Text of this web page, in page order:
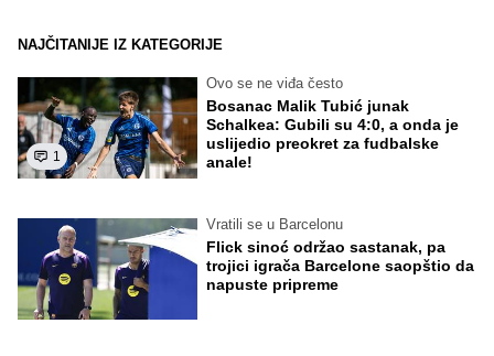
NAJČITANIJE IZ KATEGORIJE
1
Ovo se ne viđa često
Bosanac Malik Tubić junak
Schalkea: Gubili su 4:0, a onda je
uslijedio preokret za fudbalske
anale!
Vratili se u Barcelonu
Flick sinoć održao sastanak, pa
trojici igrača Barcelone saopštio da
napuste pripreme